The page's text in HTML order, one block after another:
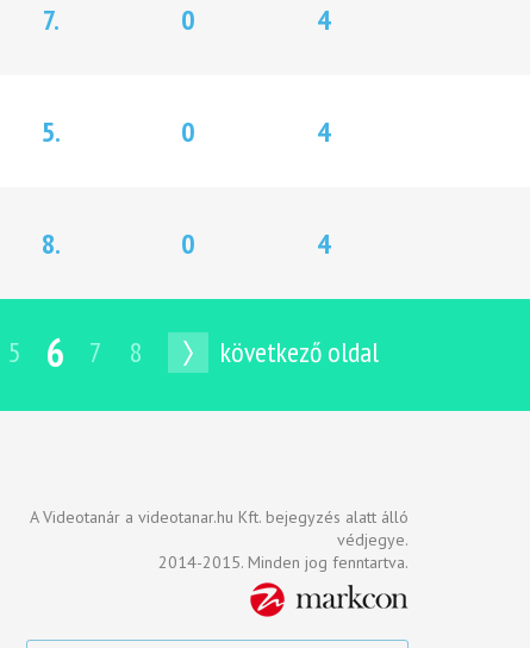
7. 0 4
5. 0 4
8. 0 4
5 6 7 8 következő oldal
A Videotanár a videotanar.hu Kft. bejegyzés alatt álló
védjegye.
2014-2015. Minden jog fenntartva.